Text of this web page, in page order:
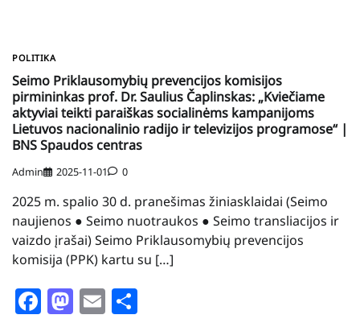
POLITIKA
Seimo Priklausomybių prevencijos komisijos
pirmininkas prof. Dr. Saulius Čaplinskas: „Kviečiame
aktyviai teikti paraiškas socialinėms kampanijoms
Lietuvos nacionalinio radijo ir televizijos programose“ |
BNS Spaudos centras
Admin 2025-11-01 0
2025 m. spalio 30 d. pranešimas žiniasklaidai (Seimo
naujienos ● Seimo nuotraukos ● Seimo transliacijos ir
vaizdo įrašai) Seimo Priklausomybių prevencijos
komisija (PPK) kartu su […]
Facebook
Mastodon
Email